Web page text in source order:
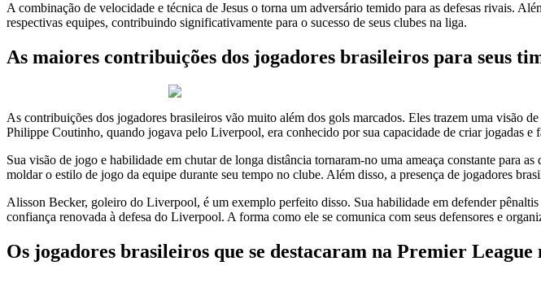
A combinação de velocidade e técnica de Jesus o torna um adversário temido para as defesas rivais.
respectivas equipes, contribuindo significativamente para o sucesso de seus clubes na liga.
As maiores contribuições dos jogadores brasileiros para seus
As contribuições dos jogadores brasileiros vão muito além dos gols marcados. Eles trazem uma visão
Philippe Coutinho, quando jogava pelo Liverpool, era conhecido por sua capacidade de criar jogadas e
Sua visão de jogo e habilidade em chutar de longa distância tornaram-no uma ameaça constante para
moldar o estilo de jogo da equipe durante seu tempo no clube. Além disso, a presença de jogadores
Alisson Becker, goleiro do Liverpool, é um exemplo perfeito disso. Sua habilidade em defender
confiança renovada à defesa do Liverpool. A forma como ele se comunica com seus defensores e
Os jogadores brasileiros que se destacaram na Premier League